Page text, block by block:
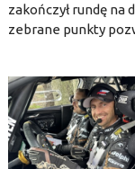
zakończył rundę
zebrane punkty